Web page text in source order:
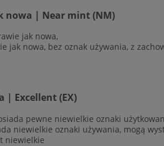
nowa | Near mint (NM)
jak nowa,
jak nowa, bez oznak używania, z
| Excellent (EX)
pewne niewielkie oznaki
niewielkie oznaki używania, mogą
niewielkie